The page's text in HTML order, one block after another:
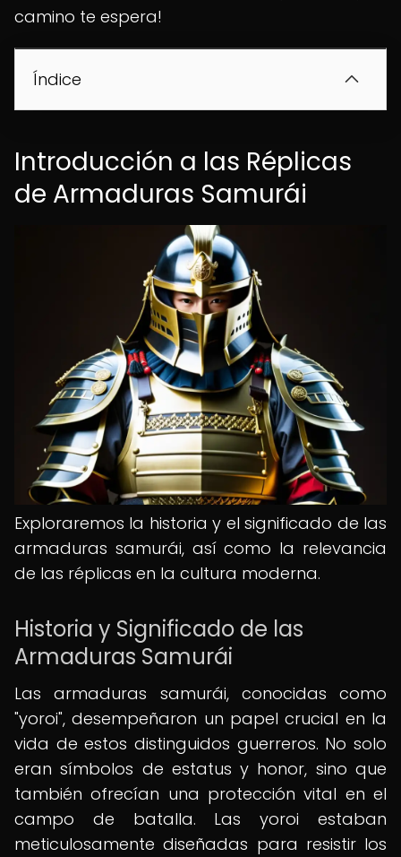
camino te espera!
Índice
Introducción a las Réplicas
de Armaduras Samurái
Exploraremos la historia y el significado de las
armaduras samurái, así como la relevancia
de las réplicas en la cultura moderna.
Historia y Significado de las
Armaduras Samurái
Las armaduras samurái, conocidas como
"yoroi", desempeñaron un papel crucial en la
vida de estos distinguidos guerreros. No solo
eran símbolos de estatus y honor, sino que
también ofrecían una protección vital en el
campo de batalla. Las yoroi estaban
meticulosamente diseñadas para resistir los